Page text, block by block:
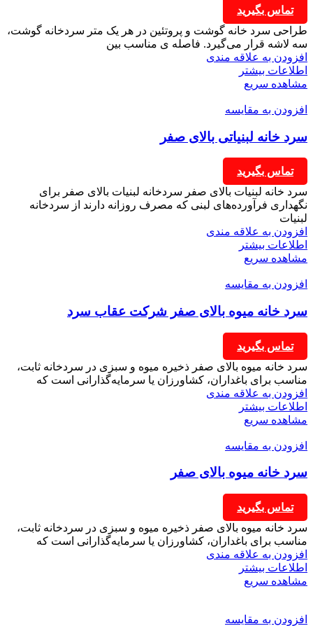
تماس بگیرید
طراحی سرد خانه گوشت و پروتئین در هر یک متر سردخانه گوشت،
سه لاشه قرار می‌گیرد. فاصله ی مناسب بین
افزودن به علاقه مندی
اطلاعات بیشتر
مشاهده سریع
افزودن به مقایسه
سرد خانه لبنیاتی بالای صفر
تماس بگیرید
سرد خانه لبنیات بالای صفر سردخانه لبنیات بالای صفر برای
نگهداری فرآورده‌های لبنی که مصرف روزانه دارند از سردخانه
لبنیات
افزودن به علاقه مندی
اطلاعات بیشتر
مشاهده سریع
افزودن به مقایسه
سرد خانه میوه بالای صفر شرکت عقاب سرد
تماس بگیرید
سرد خانه میوه بالای صفر ذخیره میوه و سبزی در سردخانه‌ ثابت،
مناسب برای باغداران، کشاورزان یا سرمایه‌گذارانی است که
افزودن به علاقه مندی
اطلاعات بیشتر
مشاهده سریع
افزودن به مقایسه
سرد خانه میوه بالای صفر
تماس بگیرید
سرد خانه میوه بالای صفر ذخیره میوه و سبزی در سردخانه‌ ثابت،
مناسب برای باغداران، کشاورزان یا سرمایه‌گذارانی است که
افزودن به علاقه مندی
اطلاعات بیشتر
مشاهده سریع
افزودن به مقایسه